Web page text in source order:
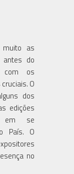
muito as
antes do
com os
O
dos
edições
em se
País. O
no